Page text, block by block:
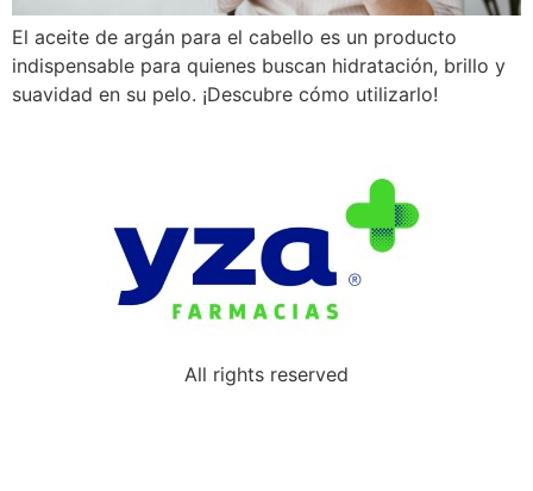
El aceite de argán para el cabello es un producto
indispensable para quienes buscan hidratación, brillo y
suavidad en su pelo. ¡Descubre cómo utilizarlo!
All rights reserved